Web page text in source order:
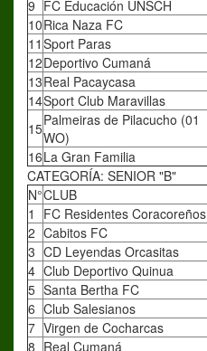
9 FC Educación UNSCH
10Rica Naza FC
11 Sport Paras
12Deportivo Cumaná
13Real Pacaycasa
14Sport Club Maravillas
15Palmeiras de Pilacucho (01
WO)
16La Gran Familia
CATEGORÍA: SENIOR "B"
N°CLUB
1
FC Residentes Coracoreños
2 Cabitos FC
3 CD Leyendas Orcasitas
4 Club Deportivo Quinua
5 Santa Bertha FC
6 Club Salesianos
7 Virgen de Cocharcas
8 Real Cumaná